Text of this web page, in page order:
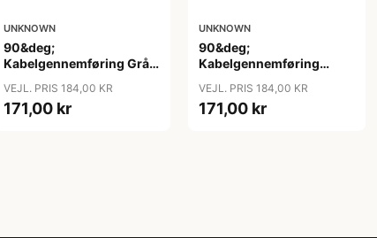
UNKNOWN
90&deg;
Kabelgennemføring Grå
VEJL. PRIS 184,00 KR
171,00 kr
UNKNOWN
90&deg;
Kabelgennemføring
VEJL. PRIS 184,00 KR
171,00 kr